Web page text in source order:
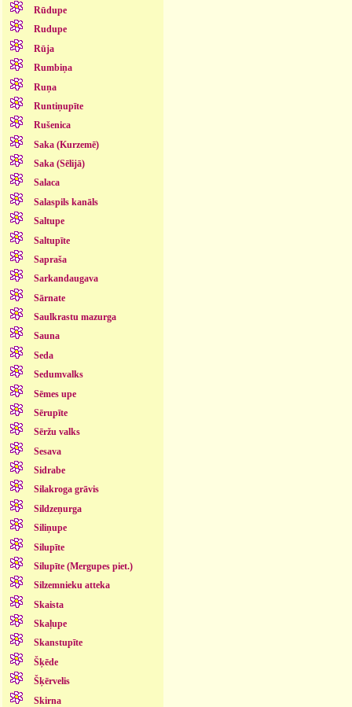
Rūdupe
Rudupe
Rūja
Rumbiņa
Ruņa
Runtiņupīte
Rušenica
Saka (Kurzemē)
Saka (Sēlijā)
Salaca
Salaspils kanāls
Saltupe
Saltupīte
Sapraša
Sarkandaugava
Sārnate
Saulkrastu mazurga
Sauna
Seda
Sedumvalks
Sēmes upe
Sērupīte
Sēržu valks
Sesava
Sidrabe
Silakroga grāvis
Sildzeņurga
Siliņupe
Silupīte
Silupīte (Mergupes piet.)
Silzemnieku atteka
Skaista
Skaļupe
Skanstupīte
Šķēde
Šķērvelis
Skirna